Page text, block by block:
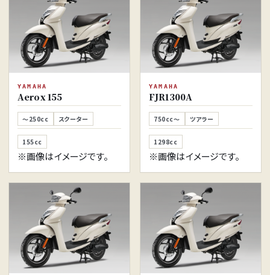
YAMAHA
Aerox 155
～250cc スクーター
155cc
※画像はイメージです。
YAMAHA
FJR1300A
750cc～ ツアラー
1298cc
※画像はイメージです。